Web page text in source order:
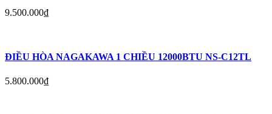
9.500.000₫
ĐIỀU HÒA NAGAKAWA 1 CHIỀU 12000BTU NS-C12TL
5.800.000₫